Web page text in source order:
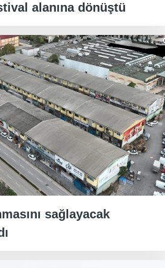
alanına dönüştü
sağlayacak